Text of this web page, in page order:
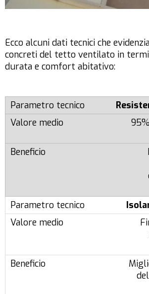
Ecco alcuni dati tecnici che
concreti del tetto ventilato in
durata e comfort abitativo: